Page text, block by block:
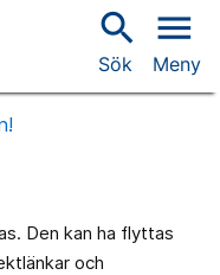
search
Sök
menu
Meny
Den kan ha flyttas
och